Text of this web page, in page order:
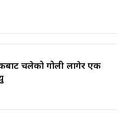
चलेको गोली लागेर एक